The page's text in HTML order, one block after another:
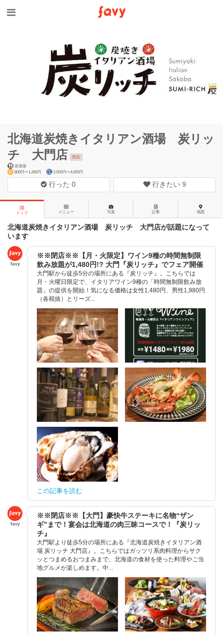
北海道炭焼きイタリアン酒場 炭リッ
チ 大門店
閉店
居酒屋
800円〜1,280円
2,500円〜4,000円
行った0 行きたい 9
トップ メニュー 写真 記事 地図
北海道炭焼きイタリアン酒場 炭リッチ 大門店が話題になって
います
favy
※※閉店※※【月・火限定】ワイン9種の時間無制限
飲み放題が1,480円!? 大門『炭リッチ』でフェア開催
大門駅から徒歩5分の場所にある『炭リッチ』。こちらでは
月・火曜日限定で、イタリアワイン9種の「時間無制限飲み放
題」の提供を開始！気になる価格は女性1,480円、男性1,980円
（各税抜）とリーズ...
この記事を読む
favy
※※閉店※※【大門】豪快牛ステーキに名物“ザン
ギ”まで！宴会は北海道の肉三昧コースで！『炭リッ
チ』
大門駅より徒歩5分の場所にある『北海道炭焼きイタリアン酒
場 炭リッチ 大門店』。こちらではガッツリ系肉料理からサク
ッとつまめるおつまみまで、北海道の食材を使った料理やご当
地グルメが楽しめます。中...